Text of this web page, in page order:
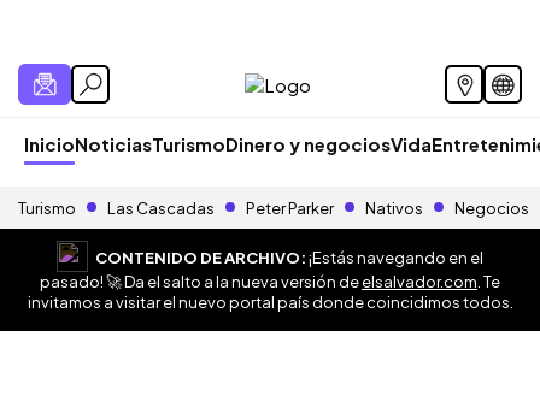
InicioNoticiasTurismoDinero y negociosVida
Turismo Las Cascadas Peter Parker Nativos Negocios
CONTENIDO DE ARCHIVO:¡Estás navegando en el
pasado! 🚀 Da el salto a la nueva versión deelsalvador.com . Te
invitamos a visitar el nuevo portal país donde coincidimos todos.